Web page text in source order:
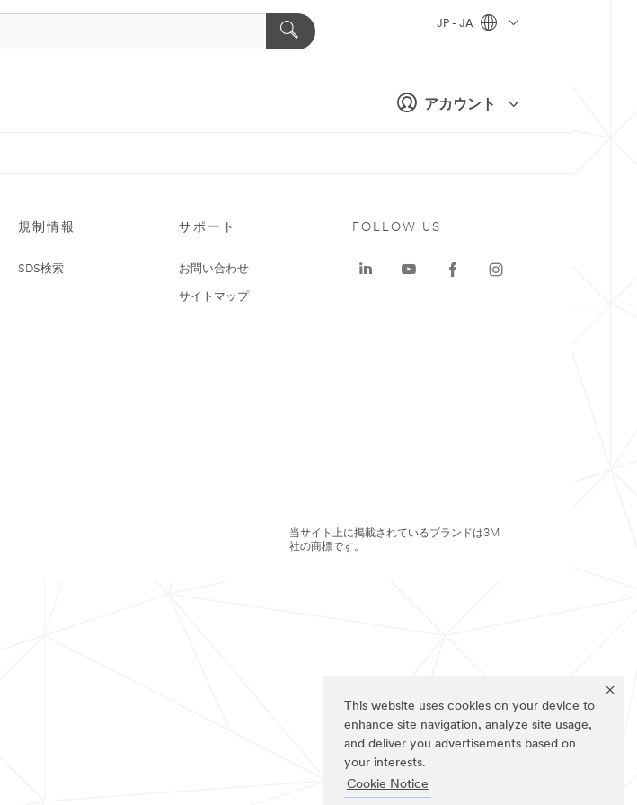
This website uses cookies on your device to
enhance site navigation, analyze site usage,
and deliver you advertisements based on
your interests.
Cookie Notice
アカウント
JP - JA
規制情報
SDS検索
サポート
お問い合わせ
サイトマップ
FOLLOW US
当サイト上に掲載されているブランドは3M
社の商標です。